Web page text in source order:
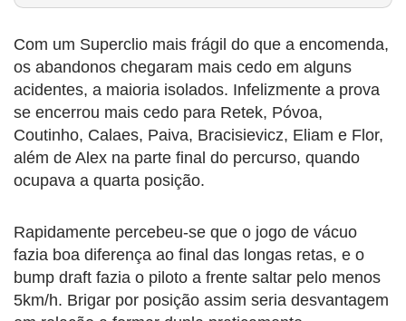
Com um Superclio mais frágil do que a encomenda,
os abandonos chegaram mais cedo em alguns
acidentes, a maioria isolados. Infelizmente a prova
se encerrou mais cedo para Retek, Póvoa,
Coutinho, Calaes, Paiva, Bracisievicz, Eliam e Flor,
além de Alex na parte final do percurso, quando
ocupava a quarta posição.
Rapidamente percebeu-se que o jogo de vácuo
fazia boa diferença ao final das longas retas, e o
bump draft fazia o piloto a frente saltar pelo menos
5km/h. Brigar por posição assim seria desvantagem